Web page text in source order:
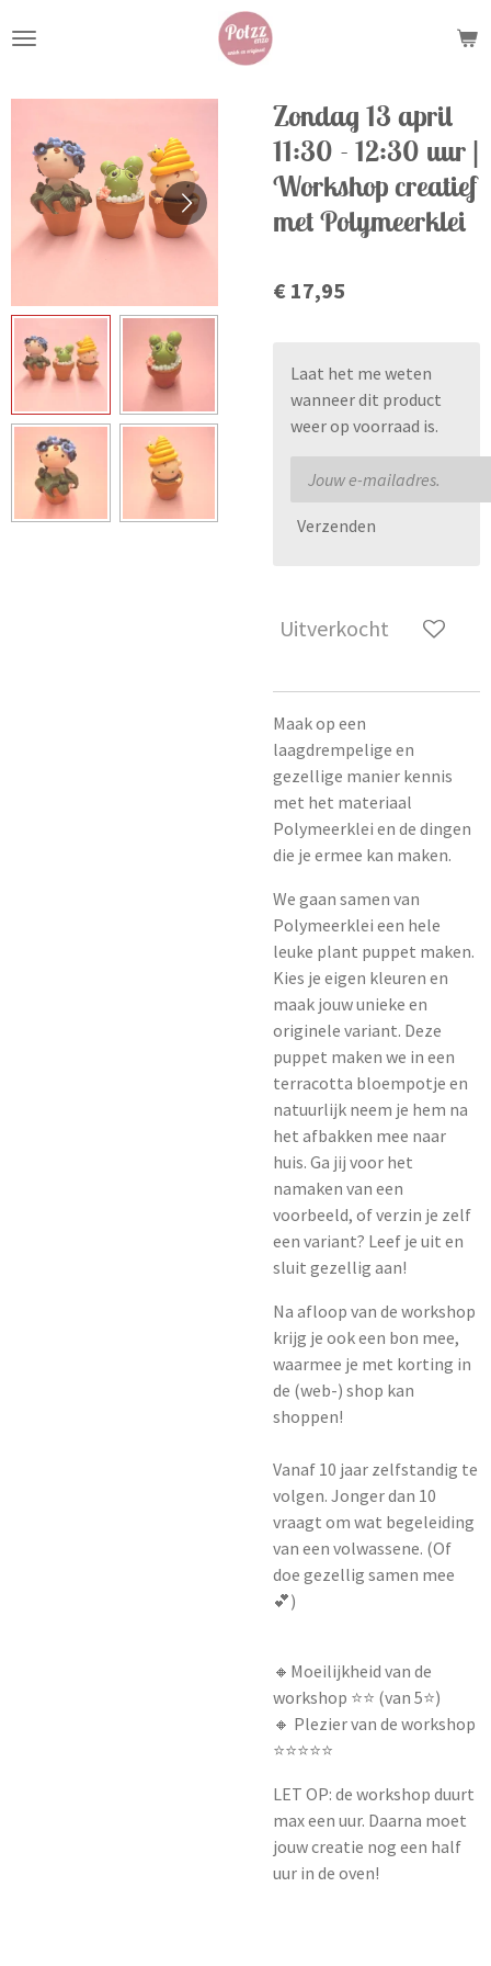
direct
de
Zondag 13 april
11:30 - 12:30 uur |
Workshop creatief
met Polymeerklei
€ 17,95
Laat het me weten
wanneer dit product
weer op voorraad is.
Verzenden
Uitverkocht
Maak op een
laagdrempelige en
gezellige manier kennis
met het materiaal
Polymeerklei en de dingen
die je ermee kan maken.
We gaan samen van
Polymeerklei een hele
leuke plant puppet maken.
Kies je eigen kleuren en
maak jouw unieke en
originele variant. Deze
puppet maken we in een
terracotta bloempotje en
natuurlijk neem je hem na
het afbakken mee naar
huis. Ga jij voor het
namaken van een
voorbeeld, of verzin je zelf
een variant? Leef je uit en
sluit gezellig aan!
Na afloop van de workshop
krijg je ook een bon mee,
waarmee je met korting in
de (web-) shop kan
shoppen!
Vanaf 10 jaar zelfstandig te
volgen. Jonger dan 10
vraagt om wat begeleiding
van een volwassene. (Of
doe gezellig samen mee
💕)
🔸Moeilijkheid van de
workshop ⭐️⭐️ (van 5⭐️)
🔸 Plezier van de workshop
⭐️⭐️⭐️⭐️⭐️
LET OP: de workshop duurt
max een uur. Daarna moet
jouw creatie nog een half
uur in de oven!